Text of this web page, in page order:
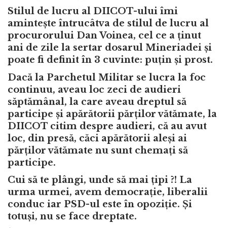
Stilul de lucru al DIICOT-ului îmi
amintește întrucâtva de stilul de lucru al
procurorului Dan Voinea, cel ce a ținut
ani de zile la sertar dosarul Mineriadei și
poate fi definit în 3 cuvinte: puțin și prost.
Dacă la Parchetul Militar se lucra la foc
continuu, aveau loc zeci de audieri
săptămânal, la care aveau dreptul să
participe și apărătorii părților vătămate, la
DIICOT citim despre audieri, că au avut
loc, din presă, căci apărătorii aleși ai
părților vătămate nu sunt chemați să
participe.
Cui să te plângi, unde să mai țipi ?! La
urma urmei, avem democrație, liberalii
conduc iar PSD-ul este în opoziție. Și
totuși, nu se face dreptate.